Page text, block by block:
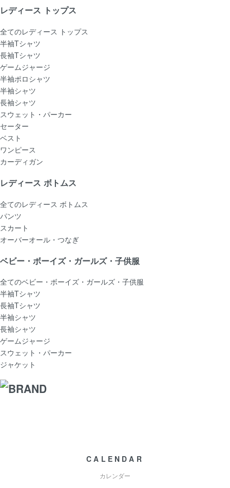
レディース トップス
全てのレディース トップス
半袖Tシャツ
長袖Tシャツ
ゲームジャージ
半袖ポロシャツ
半袖シャツ
長袖シャツ
スウェット・パーカー
セーター
ベスト
ワンピース
カーディガン
レディース ボトムス
全てのレディース ボトムス
パンツ
スカート
オーバーオール・つなぎ
ベビー・ボーイズ・ガールズ・子供服
全てのベビー・ボーイズ・ガールズ・子供服
半袖Tシャツ
長袖Tシャツ
半袖シャツ
長袖シャツ
ゲームジャージ
スウェット・パーカー
ジャケット
CALENDAR
カレンダー